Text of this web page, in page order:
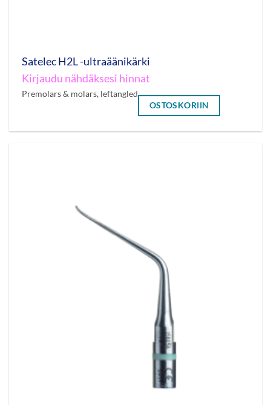
Satelec H2L -ultraäänikärki
Kirjaudu nähdäksesi hinnat
Premolars & molars, leftangled
OSTOSKORIIN